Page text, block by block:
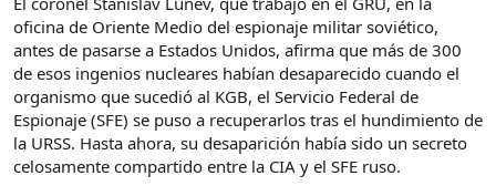
oficina de Oriente Medio del espionaje militar soviético,
antes de pasarse a Estados Unidos, afirma que más de 300
de esos ingenios nucleares habían desaparecido cuando el
organismo que sucedió al KGB, el Servicio Federal de
Espionaje (SFE) se puso a recuperarlos tras el hundimiento de
la URSS. Hasta ahora, su desaparición había sido un secreto
celosamente compartido entre la CIA y el SFE ruso.